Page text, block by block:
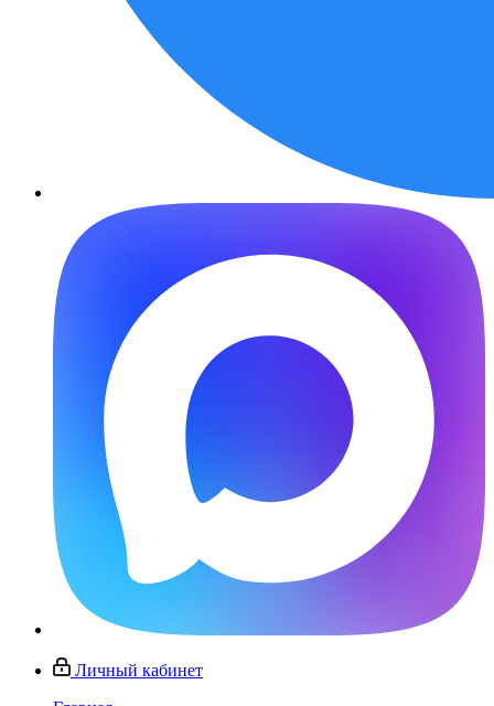
Личный кабинет